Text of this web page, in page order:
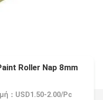
Roller Nap 8mm
：USD1.50-2.00/Pc